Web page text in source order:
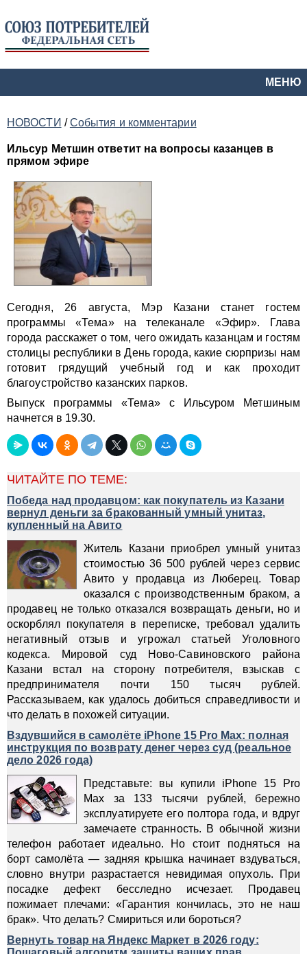
МЕНЮ
НОВОСТИ /События и комментарии
Ильсур Метшин ответит на вопросы казанцев в
прямом эфире
Сегодня, 26 августа, Мэр Казани станет гостем
программы «Тема» на телеканале «Эфир». Глава
города расскажет о том, чего ожидать казанцам и гостям
столицы республики в День города, какие сюрпризы нам
готовит грядущий учебный год и как проходит
благоустройство казанских парков.
Выпуск программы «Тема» с Ильсуром Метшиным
начнется в 19.30.
ЧИТАЙТЕ ПО ТЕМЕ:
Победа над продавцом: как покупатель из Казани
вернул деньги за бракованный умный унитаз,
купленный на Авито
Житель Казани приобрел умный унитаз
стоимостью 36 500 рублей через сервис
Авито у продавца из Люберец. Товар
оказался с производственным браком, а
продавец не только отказался возвращать деньги, но и
оскорблял покупателя в переписке, требовал удалить
негативный отзыв и угрожал статьей Уголовного
кодекса. Мировой суд Ново-Савиновского района
Казани встал на сторону потребителя, взыскав с
предпринимателя почти 150 тысяч рублей.
Рассказываем, как удалось добиться справедливости и
что делать в похожей ситуации.
Вздувшийся в самолёте iPhone 15 Pro Max: полная
инструкция по возврату денег через суд (реальное
дело 2026 года)
Представьте: вы купили iPhone 15 Pro
Max за 133 тысячи рублей, бережно
эксплуатируете его полтора года, и вдруг
замечаете странность. В обычной жизни
телефон работает идеально. Но стоит подняться на
борт самолёта — задняя крышка начинает вздуваться,
словно внутри разрастается невидимая опухоль. При
посадке дефект бесследно исчезает. Продавец
пожимает плечами: «Гарантия кончилась, это не наш
брак». Что делать? Смириться или бороться?
Вернуть товар на Яндекс Маркет в 2026 году: